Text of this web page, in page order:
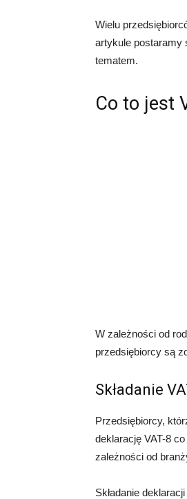
Wielu
artykule postaramy
tematem.
Co to jest
W zależności od
przedsiębiorcy są
Składanie
Przedsiębiorcy,
deklarację VAT-8
zależności od
Składanie